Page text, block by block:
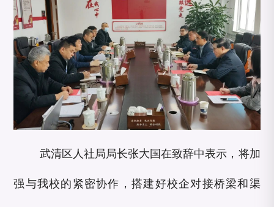
武清区人社局局长张大国在致辞中表示，将加
强与我校的紧密协作，搭建好校企对接桥梁和渠